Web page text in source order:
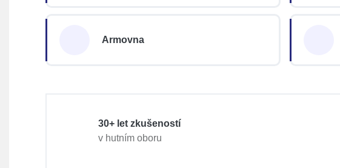
Armovna
30+ let zkušeností
v hutním oboru